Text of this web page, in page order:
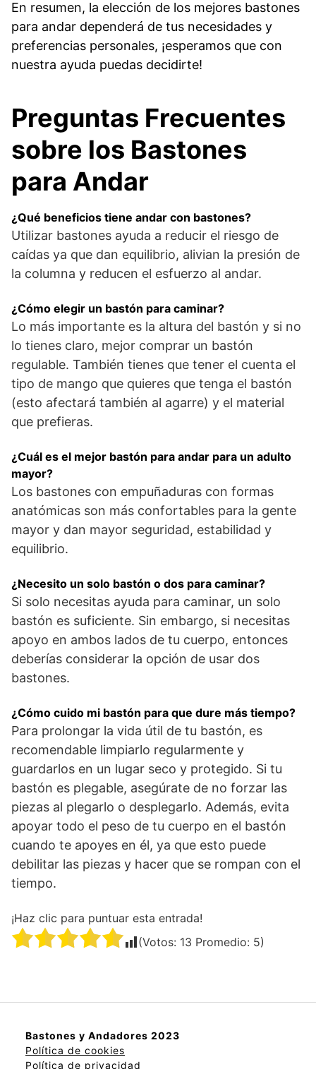
En resumen, la elección de los mejores bastones
para andar dependerá de tus necesidades y
preferencias personales, ¡esperamos que con
nuestra ayuda puedas decidirte!
Preguntas Frecuentes
sobre los Bastones
para Andar
¿Qué beneficios tiene andar con bastones?
Utilizar bastones ayuda a reducir el riesgo de
caídas ya que dan equilibrio, alivian la presión de
la columna y reducen el esfuerzo al andar.
¿Cómo elegir un bastón para caminar?
Lo más importante es la altura del bastón y si no
lo tienes claro, mejor comprar un bastón
regulable. También tienes que tener el cuenta el
tipo de mango que quieres que tenga el bastón
(esto afectará también al agarre) y el material
que prefieras.
¿Cuál es el mejor bastón para andar para un adulto
mayor?
Los bastones con empuñaduras con formas
anatómicas son más confortables para la gente
mayor y dan mayor seguridad, estabilidad y
equilibrio.
¿Necesito un solo bastón o dos para caminar?
Si solo necesitas ayuda para caminar, un solo
bastón es suficiente. Sin embargo, si necesitas
apoyo en ambos lados de tu cuerpo, entonces
deberías considerar la opción de usar dos
bastones.
¿Cómo cuido mi bastón para que dure más tiempo?
Para prolongar la vida útil de tu bastón, es
recomendable limpiarlo regularmente y
guardarlos en un lugar seco y protegido. Si tu
bastón es plegable, asegúrate de no forzar las
piezas al plegarlo o desplegarlo. Además, evita
apoyar todo el peso de tu cuerpo en el bastón
cuando te apoyes en él, ya que esto puede
debilitar las piezas y hacer que se rompan con el
tiempo.
¡Haz clic para puntuar esta entrada!
(Votos: 13 Promedio: 5)
Bastones y Andadores 2023
Política de cookies
Política de privacidad